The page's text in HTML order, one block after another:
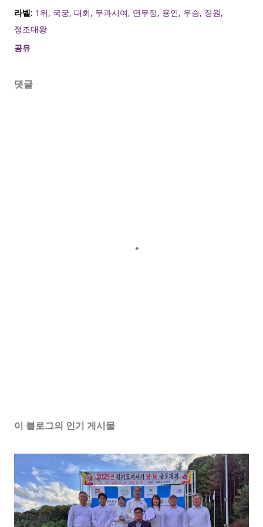
라벨: 1위 국궁 대회 무과시여 연무정 용인 우승 장원
정조대왕
공유
댓글
이 블로그의 인기 게시물